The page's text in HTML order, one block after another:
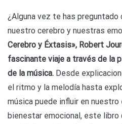
¿Alguna vez te has
nuestro cerebro y nuestras
Cerebro y Éxtasis», Robert
fascinante viaje a través de la
de la música. Desde
el ritmo y la melodía hasta
música puede influir en
bienestar emocional, este libro